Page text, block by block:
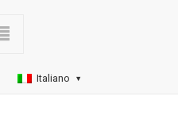
Italiano